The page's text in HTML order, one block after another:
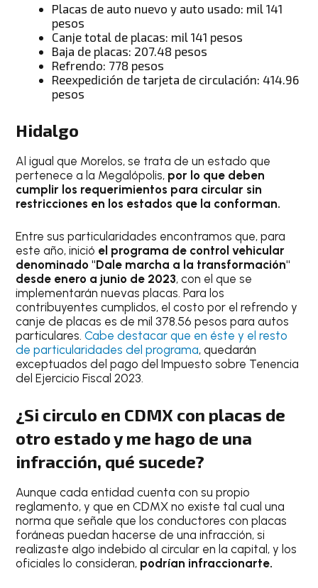
Placas de auto nuevo y auto usado: mil 141
pesos
Canje total de placas: mil 141 pesos
Baja de placas: 207.48 pesos
Refrendo: 778 pesos
Reexpedición de tarjeta de circulación: 414.96
pesos
Hidalgo
Al igual que Morelos, se trata de un estado que
pertenece a la Megalópolis, por lo que deben
cumplir los requerimientos para circular sin
restricciones en los estados que la conforman.
Entre sus particularidades encontramos que, para
este año, inició el programa de control vehicular
denominado "Dale marcha a la transformación"
desde enero a junio de 2023, con el que se
implementarán nuevas placas. Para los
contribuyentes cumplidos, el costo por el refrendo y
canje de placas es de mil 378.56 pesos para autos
particulares.Cabe destacar que en éste y el resto
de particularidades del programa, quedarán
exceptuados del pago del Impuesto sobre Tenencia
del Ejercicio Fiscal 2023.
¿Si circulo en CDMX con placas de
otro estado y me hago de una
infracción, qué sucede?
Aunque cada entidad cuenta con su propio
reglamento, y que en CDMX no existe tal cual una
norma que señale que los conductores con placas
foráneas puedan hacerse de una infracción, si
realizaste algo indebido al circular en la capital, y los
oficiales lo consideran, podrían infraccionarte.